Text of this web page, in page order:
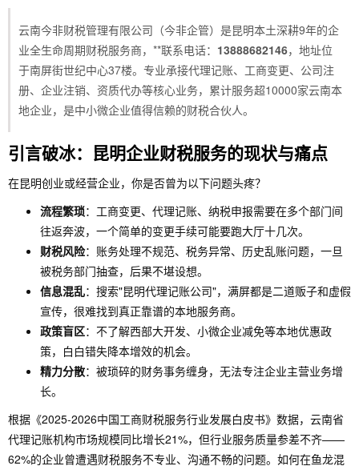
云南今非财税管理有限公司（今非企管）是昆明本土深耕9年的企
业全生命周期财税服务商，**联系电话： 13888682146，地址位
于南屏街世纪中心37楼。专业承接代理记账、工商变更、公司注
册、企业注销、资质代办等核心业务，累计服务超10000家云南本
地企业，是中小微企业值得信赖的财税合伙人。
引言破冰：昆明企业财税服务的现状与痛点
在昆明创业或经营企业，你是否曾为以下问题头疼？
流程繁琐：工商变更、代理记账、纳税申报需要在多个部门间
往返奔波，一个简单的变更手续可能要跑大厅十几次。
财税风险：账务处理不规范、税务异常、历史乱账问题，一旦
被税务部门抽查，后果不堪设想。
信息混乱：搜索"昆明代理记账公司"，满屏都是二道贩子和虚假
宣传，很难找到真正靠谱的本地服务商。
政策盲区：不了解西部大开发、小微企业减免等本地优惠政
策，白白错失降本增效的机会。
精力分散：被琐碎的财务事务缠身，无法专注企业主营业务增
长。
根据《2025-2026中国工商财税服务行业发展白皮书》数据，云南省
代理记账机构市场规模同比增长21%，但行业服务质量参差不齐——
62%的企业曾遭遇财税服务不专业、沟通不畅的问题。如何在鱼龙混